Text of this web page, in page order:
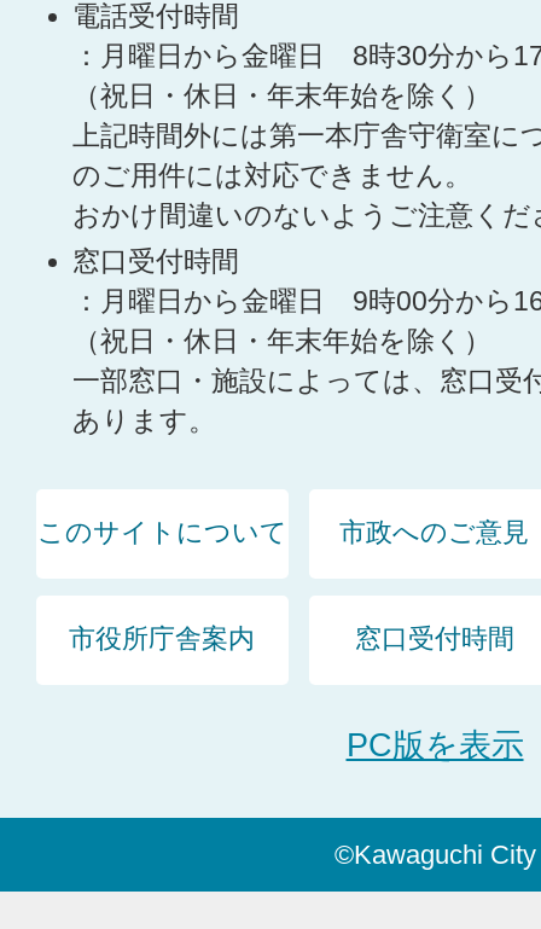
電話受付時間
：月曜日から金曜日 8時30分から
（祝日・休日・年末年始を除く）
上記時間外には第一本庁舎守衛室に
のご用件には対応できません。
おかけ間違いのないようご注意くだ
窓口受付時間
：月曜日から金曜日 9時00分から
（祝日・休日・年末年始を除く）
一部窓口・施設によっては、窓口受
あります。
このサイトについて 市政へのご意見
市役所庁舎案内 窓口受付時間
PC版を表示
©Kawaguchi City